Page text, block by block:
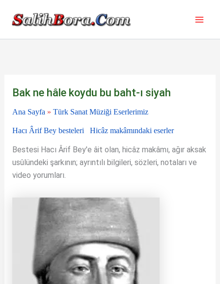
Bak ne hâle koydu bu baht-ı siyah
Ana Sayfa » Türk Sanat Müziği Eserlerimiz
Hacı Ârif Bey besteleri Hicâz makâmındaki eserler
Bestesi Hacı Ârif Bey'e âit olan, hicâz makâmı, ağır aksak
usûlündeki şarkının; ayrıntılı bilgileri, sözleri, notaları ve
video yorumları.